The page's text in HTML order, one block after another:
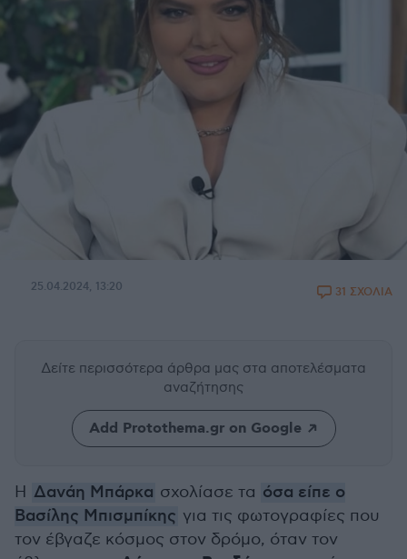
25.04.2024, 13:20 31 ΣΧΟΛΙΑ
Δείτε περισσότερα άρθρα μας στα αποτελέσματα
αναζήτησης
Add Protothema.gr on Google
Η Δανάη Μπάρκα σχολίασε τα όσα είπε ο
Βασίλης Μπισμπίκης για τις φωτογραφίες που
τον έβγαζε κόσμος στον δρόμο, όταν τον